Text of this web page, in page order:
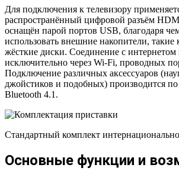
Для подключения к телевизору
распространённый цифровой разъём
оснащён парой портов USB, благодаря
использовать внешние накопители,
жёсткие диски. Соединение с
исключительно через Wi-Fi, проводных
Подключение различных аксессуаров
джойстиков и подобных) производится
Bluetooth 4.1.
Стандартный комплект
Основные функции и